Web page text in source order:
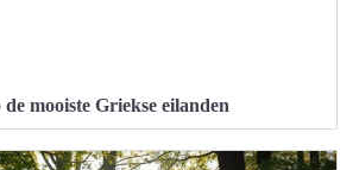
mooiste Griekse eilanden